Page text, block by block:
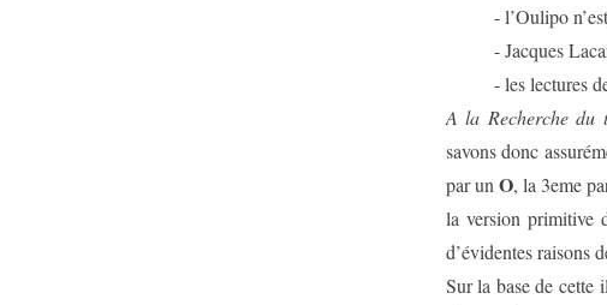
- l’Oulipo
- Jacques
- les lectures
A la Recherche du
savons donc
par un O, la 3eme
la version primitive
d’évidentes raisons
Sur la base de cette